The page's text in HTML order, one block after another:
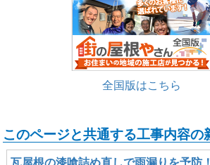
全国版はこちら
このページと共通する工事内容の